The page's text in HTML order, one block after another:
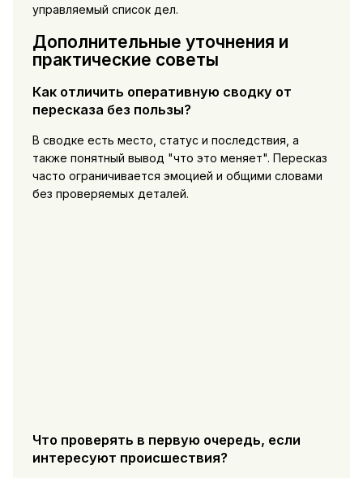
управляемый список дел.
Дополнительные уточнения и
практические советы
Как отличить оперативную сводку от
пересказа без пользы?
В сводке есть место, статус и последствия, а
также понятный вывод "что это меняет". Пересказ
часто ограничивается эмоцией и общими словами
без проверяемых деталей.
Что проверять в первую очередь, если
интересуют происшествия?